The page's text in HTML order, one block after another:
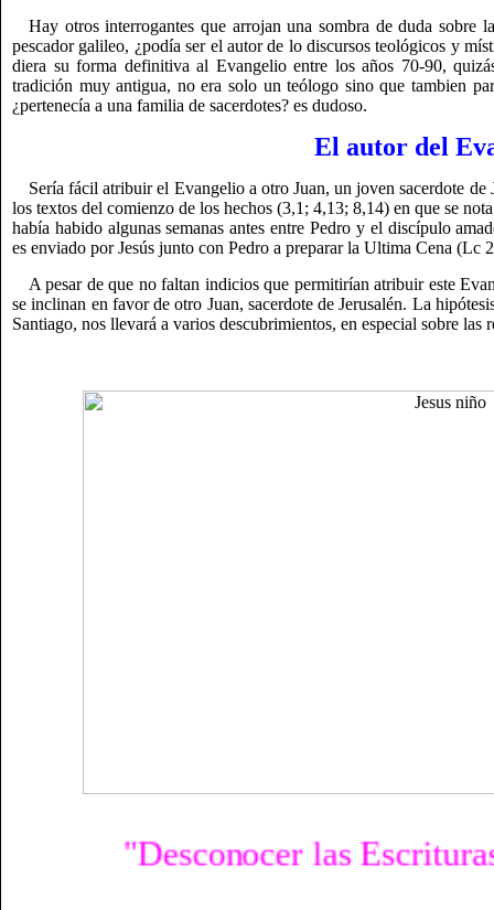
Hay otros interrogantes que arrojan una sombra de duda sobre
pescador galileo, ¿podía ser el autor de lo discursos teológicos y
diera su forma definitiva al Evangelio entre los años 70-90,
tradición muy antigua, no era solo un teólogo sino que tambien
¿pertenecía a una familia de sacerdotes? es dudoso.
El autor del
Sería fácil atribuir el Evangelio a otro Juan, un joven sacerdote
los textos del comienzo de los hechos (3,1; 4,13; 8,14) en que se
había habido algunas semanas antes entre Pedro y el discípulo
es enviado por Jesús junto con Pedro a preparar la Ultima Cena (Lc
A pesar de que no faltan indicios que permitirían atribuir este
se inclinan en favor de otro Juan, sacerdote de Jerusalén. La
Santiago, nos llevará a varios descubrimientos, en especial sobre
"Desconocer las Escrituras, es